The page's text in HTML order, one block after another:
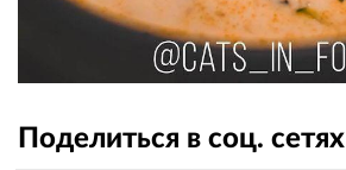
Поделиться в соц. сетях